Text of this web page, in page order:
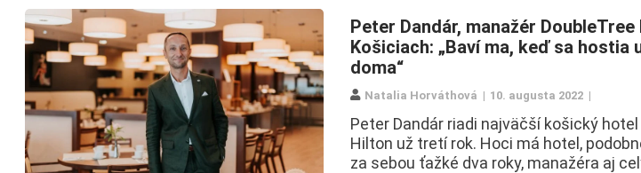
Peter Dandár, manažér
Košiciach: „Baví ma, keď sa hostia
doma“
Natalia Horváthová 10. augusta 2022
Peter Dandár riadi najväčší košický
Hilton už tretí rok. Hoci má hotel,
za sebou ťažké dva roky, manažéra aj